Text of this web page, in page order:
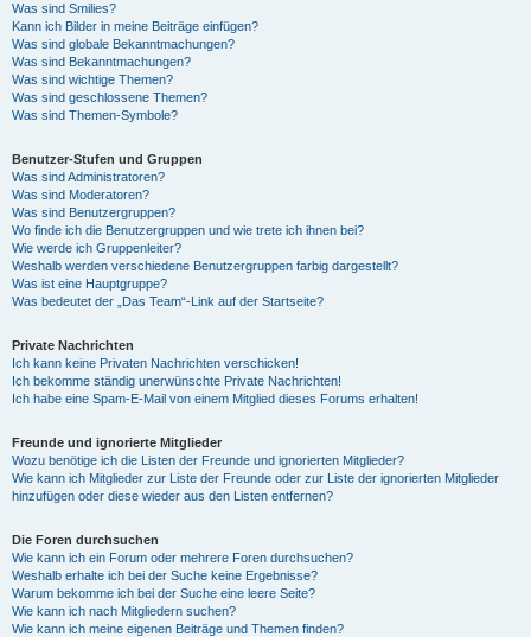
Was sind Smilies?
Kann ich Bilder in meine Beiträge einfügen?
Was sind globale Bekanntmachungen?
Was sind Bekanntmachungen?
Was sind wichtige Themen?
Was sind geschlossene Themen?
Was sind Themen-Symbole?
Benutzer-Stufen und Gruppen
Was sind Administratoren?
Was sind Moderatoren?
Was sind Benutzergruppen?
Wo finde ich die Benutzergruppen und wie trete ich ihnen bei?
Wie werde ich Gruppenleiter?
Weshalb werden verschiedene Benutzergruppen farbig dargestellt?
Was ist eine Hauptgruppe?
Was bedeutet der „Das Team“-Link auf der Startseite?
Private Nachrichten
Ich kann keine Privaten Nachrichten verschicken!
Ich bekomme ständig unerwünschte Private Nachrichten!
Ich habe eine Spam-E-Mail von einem Mitglied dieses Forums erhalten!
Freunde und ignorierte Mitglieder
Wozu benötige ich die Listen der Freunde und ignorierten Mitglieder?
Wie kann ich Mitglieder zur Liste der Freunde oder zur Liste der ignorierten Mitglieder
hinzufügen oder diese wieder aus den Listen entfernen?
Die Foren durchsuchen
Wie kann ich ein Forum oder mehrere Foren durchsuchen?
Weshalb erhalte ich bei der Suche keine Ergebnisse?
Warum bekomme ich bei der Suche eine leere Seite?
Wie kann ich nach Mitgliedern suchen?
Wie kann ich meine eigenen Beiträge und Themen finden?